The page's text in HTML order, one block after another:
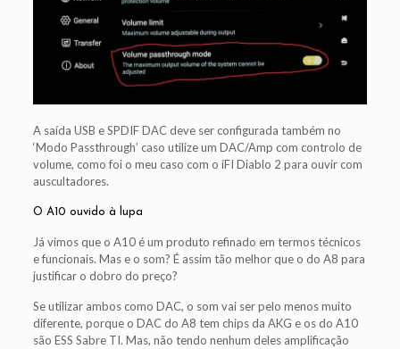
A saída USB e SPDIF DAC deve ser configurada também no
‘Modo Passthrough’ caso utilize um DAC/Amp com controlo de
volume, como foi o meu caso com o iFI Diablo 2 para ouvir com
auscultadores.
O A10 ouvido à lupa
Já vimos que o A10 é um produto refinado em termos técnicos
e funcionais. Mas e o som? É assim tão melhor que o do A8 para
justificar o dobro do preço?
Se utilizar ambos como DAC, o som vai ser pelo menos muito
diferente, porque o DAC do A8 tem chips da AKG e os do A10
são ESS Sabre TI. Mas, não tendo nenhum deles amplificação